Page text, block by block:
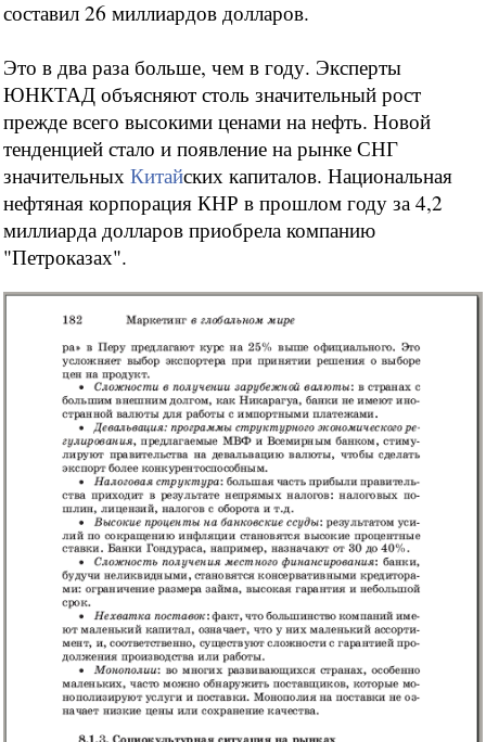
составил 26 миллиардов долларов.
Это в два раза больше, чем в году. Эксперты
ЮНКТАД объясняют столь значительный рост
прежде всего высокими ценами на нефть. Новой
тенденцией стало и появление на рынке СНГ
значительных Китайских капиталов. Национальная
нефтяная корпорация КНР в прошлом году за 4,2
миллиарда долларов приобрела компанию
"Петроказах".